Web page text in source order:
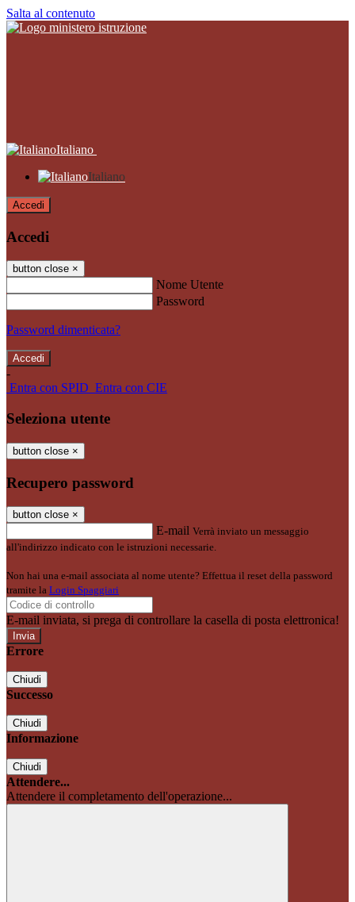
Salta al contenuto
Italiano
Italiano
Accedi
Accedi
button close ×
Nome Utente
Password
Password dimenticata?
-
Entra con SPID Entra con CIE
Seleziona utente
button close ×
Recupero password
button close ×
E-mail Verrà inviato un messaggio
all'indirizzo indicato con le istruzioni necessarie.
Non hai una e-mail associata al nome utente? Effettua il reset della password
tramite la Login Spaggiari
E-mail inviata, si prega di controllare la casella di posta elettronica!
Errore
Chiudi
Successo
Chiudi
Informazione
Chiudi
Attendere...
Attendere il completamento dell'operazione...